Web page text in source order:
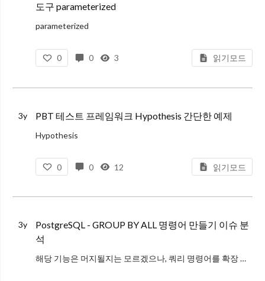
도구 parameterized
parameterized
이러한 경우, 다양한 경우에 대해서 테스트를 해서 안전한지 테스트를
0 0 3 읽기모드
3y PBT 테스트 프레임워크 Hypothesis 간단한 예제
Hypothesis
속성 기반의 테스트란, 간단하게 예를 들어서 입력값이 정수라고 하면 무작위의 정수값을 테스트 프레임워크에서 대입하는 것이다.
0 0 12 읽기모드
3y
PostgreSQL - GROUP BY ALL 명령어 만들기 이슈 분
석
해당 기능은 머지될지는 모르겠으나, 쿼리 명령어를 확장 할 때 좋은 자료가 될 것 같으므로, 살펴보기로 하였다.